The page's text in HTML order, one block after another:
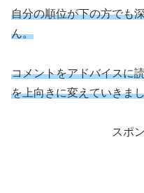
自分の順位が下の方でも
ん。
コメントをアドバイスに
を上向きに変えていきま
スポ